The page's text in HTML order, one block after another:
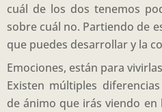
cuál de los dos tenemos
sobre cuál no. Partiendo de
que puedes desarrollar y la
Emociones, están para
Existen múltiples
de ánimo que irás viendo en